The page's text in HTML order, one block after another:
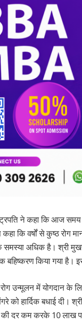
ने कहा कि आज
कहा कि वर्षों से कुष्‍ठ रोग
समस्‍या अधिक है। श्री
बहिष्‍करण किया गया
उन्‍मूलन में योगदान के
को हार्दिक बधाई दी।
की दर कम करके 10 लाख